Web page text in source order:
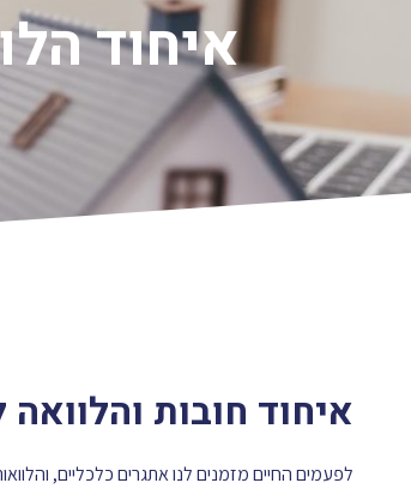
איחוד
איחוד חובות
לפעמים החיים מזמנים לנו אתגרים כלכליים,